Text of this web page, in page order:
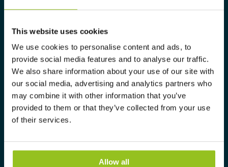
This website uses cookies
We use cookies to personalise content and ads, to
provide social media features and to analyse our traffic.
We also share information about your use of our site with
our social media, advertising and analytics partners who
may combine it with other information that you’ve
provided to them or that they’ve collected from your use
of their services.
Allow all
Sustainability Report 2025
Environmental Product Declaration
Downloads
Impressum
Cookie Policy